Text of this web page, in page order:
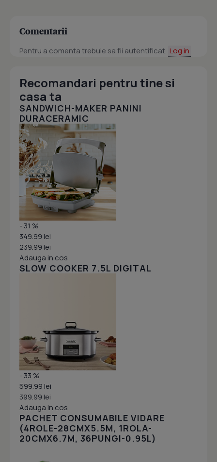
Comentarii
Pentru a comenta trebuie sa fii autentificat. Log in
Recomandari pentru tine si
casa ta
SANDWICH-MAKER PANINI
DURACERAMIC
- 31 %
349.99 lei
239.99 lei
Adauga in cos
SLOW COOKER 7.5L DIGITAL
- 33 %
599.99 lei
399.99 lei
Adauga in cos
PACHET CONSUMABILE VIDARE
(4ROLE-28CMX5.5M, 1ROLA-
20CMX6.7M, 36PUNGI-0.95L)